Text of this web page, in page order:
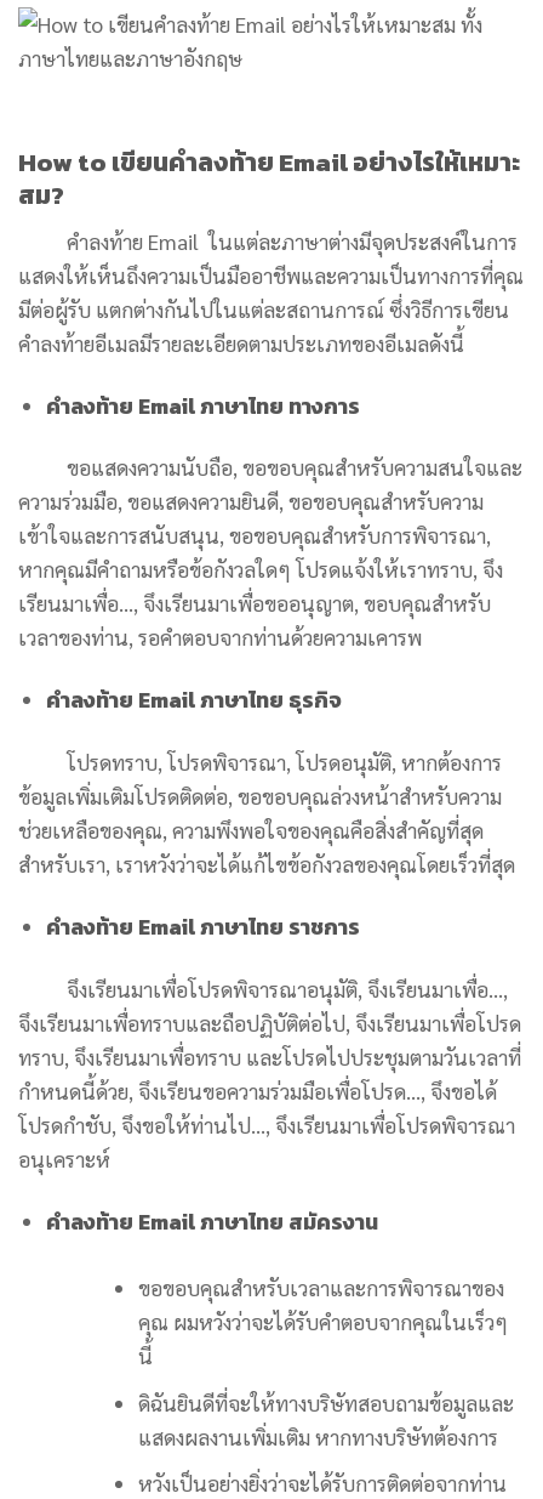
How to เขียนคําลงท้าย Email อย่างไรให้เหมาะ
สม?
คําลงท้าย Email ในแต่ละภาษาต่างมีจุดประสงค์ในการ
แสดงให้เห็นถึงความเป็นมืออาชีพและความเป็นทางการที่คุณ
มีต่อผู้รับ แตกต่างกันไปในแต่ละสถานการณ์ ซึ่งวิธีการเขียน
คำลงท้ายอีเมลมีรายละเอียดตามประเภทของอีเมลดังนี้
คําลงท้าย Email ภาษาไทย ทางการ
ขอแสดงความนับถือ, ขอขอบคุณสำหรับความสนใจและ
ความร่วมมือ, ขอแสดงความยินดี, ขอขอบคุณสำหรับความ
เข้าใจและการสนับสนุน, ขอขอบคุณสำหรับการพิจารณา,
หากคุณมีคำถามหรือข้อกังวลใดๆ โปรดแจ้งให้เราทราบ, จึง
เรียนมาเพื่อ…, จึงเรียนมาเพื่อขออนุญาต, ขอบคุณสำหรับ
เวลาของท่าน, รอคำตอบจากท่านด้วยความเคารพ
คําลงท้าย Email ภาษาไทย ธุรกิจ
โปรดทราบ, โปรดพิจารณา, โปรดอนุมัติ, หากต้องการ
ข้อมูลเพิ่มเติมโปรดติดต่อ, ขอขอบคุณล่วงหน้าสำหรับความ
ช่วยเหลือของคุณ, ความพึงพอใจของคุณคือสิ่งสำคัญที่สุด
สำหรับเรา, เราหวังว่าจะได้แก้ไขข้อกังวลของคุณโดยเร็วที่สุด
คําลงท้าย Email ภาษาไทย ราชการ
จึงเรียนมาเพื่อโปรดพิจารณาอนุมัติ, จึงเรียนมาเพื่อ…,
จึงเรียนมาเพื่อทราบและถือปฏิบัติต่อไป, จึงเรียนมาเพื่อโปรด
ทราบ, จึงเรียนมาเพื่อทราบ และโปรดไปประชุมตามวันเวลาที่
กำหนดนี้ด้วย, จึงเรียนขอความร่วมมือเพื่อโปรด…, จึงขอได้
โปรดกำชับ, จึงขอให้ท่านไป…, จึงเรียนมาเพื่อโปรดพิจารณา
อนุเคราะห์
คําลงท้าย Email ภาษาไทย สมัครงาน
ขอขอบคุณสำหรับเวลาและการพิจารณาของ
คุณ ผมหวังว่าจะได้รับคำตอบจากคุณในเร็วๆ
นี้
ดิฉันยินดีที่จะให้ทางบริษัทสอบถามข้อมูลและ
แสดงผลงานเพิ่มเติม หากทางบริษัทต้องการ
หวังเป็นอย่างยิ่งว่าจะได้รับการติดต่อจากท่าน